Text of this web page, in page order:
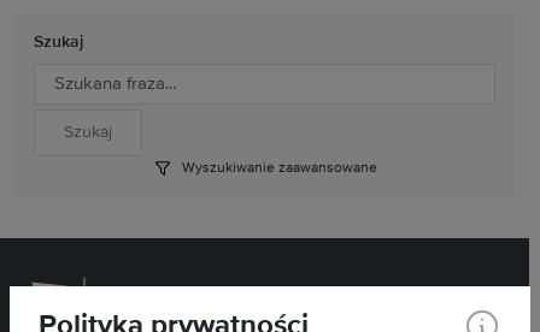
Szukaj
Wyszukiwanie zaawansowane
Polityka prywatności